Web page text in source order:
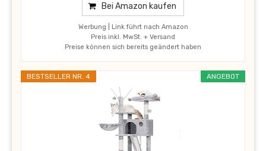
Bei Amazon kaufen
Werbung | Link führt nach Amazon
Preis inkl. MwSt. + Versand
Preise können sich bereits geändert haben
ANGEBOT
BESTSELLER NR. 4